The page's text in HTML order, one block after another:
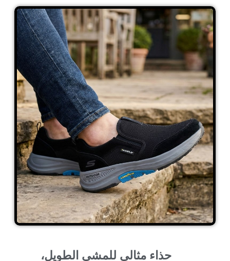
حذاء مثالي للمشي الطويل،